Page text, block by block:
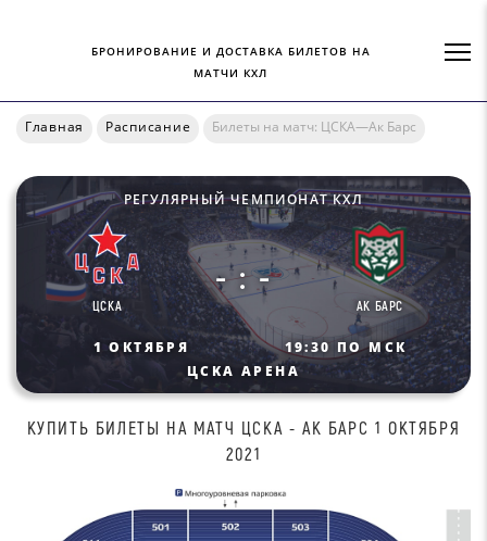
БРОНИРОВАНИЕ И ДОСТАВКА БИЛЕТОВ НА
МАТЧИ КХЛ
Главная Расписание Билеты на матч: ЦСКА—Ак Барс
РЕГУЛЯРНЫЙ ЧЕМПИОНАТ КХЛ
ЦСКА
- : -
АК БАРС
1 ОКТЯБРЯ
19:30 ПО МСК
ЦCKA АРЕНА
КУПИТЬ БИЛEТЫ НА МАТЧ ЦCKA - AК БAPC 1 ОКТЯБРЯ
2021